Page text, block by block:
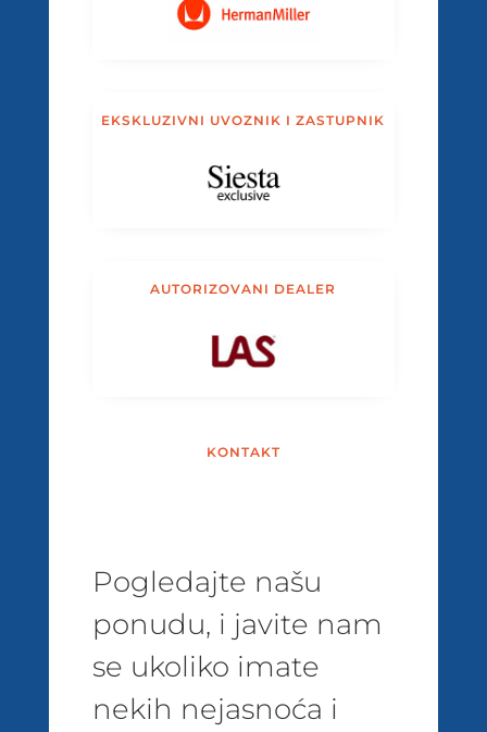
EKSKLUZIVNI UVOZNIK I ZASTUPNIK
AUTORIZOVANI DEALER
KONTAKT
Pogledajte našu
ponudu, i javite nam
se ukoliko imate
nekih nejasnoća i